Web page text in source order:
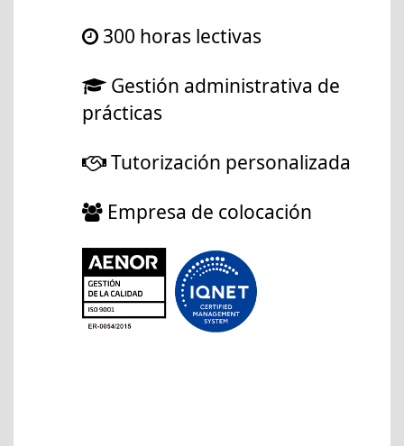
300 horas lectivas
Gestión administrativa de
prácticas
Tutorización personalizada
Empresa de colocación